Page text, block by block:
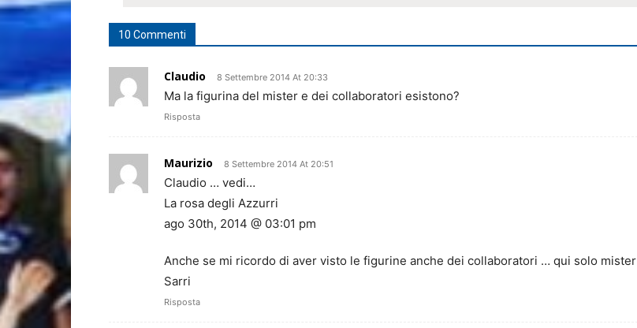
10 Commenti
Claudio 8 Settembre 2014 At 20:33
Ma la figurina del mister e dei collaboratori esistono?
Risposta
Maurizio 8 Settembre 2014 At 20:51
Claudio … vedi…
La rosa degli Azzurri
ago 30th, 2014 @ 03:01 pm
Anche se mi ricordo di aver visto le figurine anche dei collaboratori … qui solo mister
Sarri
Risposta